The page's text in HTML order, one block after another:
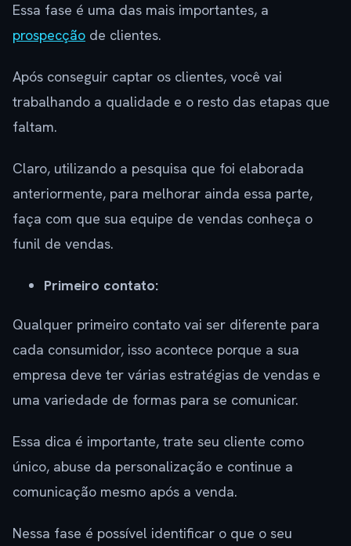
Essa fase é uma das mais importantes, a
prospecção de clientes.
Após conseguir captar os clientes, você vai
trabalhando a qualidade e o resto das etapas que
faltam.
Claro, utilizando a pesquisa que foi elaborada
anteriormente, para melhorar ainda essa parte,
faça com que sua equipe de vendas conheça o
funil de vendas.
Primeiro contato:
Qualquer primeiro contato vai ser diferente para
cada consumidor, isso acontece porque a sua
empresa deve ter várias estratégias de vendas e
uma variedade de formas para se comunicar.
Essa dica é importante, trate seu cliente como
único, abuse da personalização e continue a
comunicação mesmo após a venda.
Nessa fase é possível identificar o que o seu